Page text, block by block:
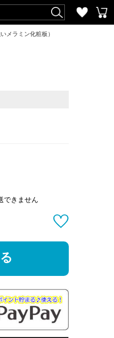
メラミン化粧板）
できません